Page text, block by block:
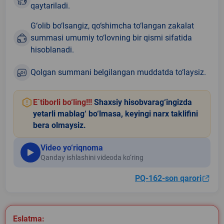
qaytariladi.
G‘olib bo‘lsangiz, qo‘shimcha to‘langan zakalat
summasi umumiy to‘lovning bir qismi sifatida
hisoblanadi.
Qolgan summani belgilangan muddatda to‘laysiz.
E`tiborli bo‘ling!!! Shaxsiy hisobvarag‘ingizda
yetarli mablag‘ bo‘lmasa, keyingi narx taklifini
bera olmaysiz.
Video yo‘riqnoma
Qanday ishlashini videoda ko‘ring
PQ-162-son qarori
Eslatma: